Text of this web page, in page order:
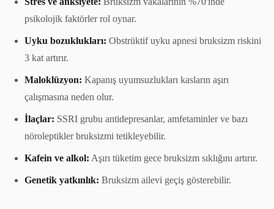
psikolojik faktörler rol oynar.
Uyku bozuklukları: Obstrüktif uyku apnesi bruksizm riskini
3 kat artırır.
Maloklüzyon: Kapanış uyumsuzlukları kasların aşırı
çalışmasına neden olur.
İlaçlar: SSRI grubu antidepresanlar, amfetaminler ve bazı
nöroleptikler bruksizmi tetikleyebilir.
Kafein ve alkol: Aşırı tüketim gece bruksizm sıklığını artırır.
Genetik yatkınlık: Bruksizm ailevi geçiş gösterebilir.